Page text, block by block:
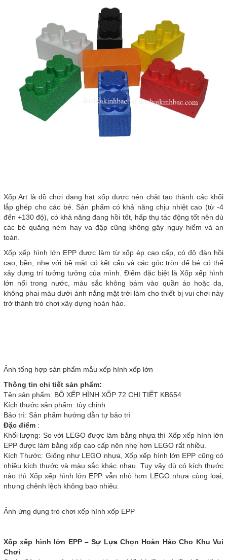
Xốp Art là đồ chơi dạng hạt xốp được nén chặt tạo thành các khối
lắp ghép cho các bé. Sản phẩm có khả năng chịu nhiệt cao (từ -4
đến +130 độ), có khả năng đang hồi tốt, hấp thụ tác động tốt nên dù
các bé quăng ném hay va đập cũng không gây nguy hiểm và an
toàn.
Xốp xếp hình lớn EPP được làm từ xốp ép cao cấp, có độ đàn hồi
cao, bền, nhẹ với bề mặt có kết cấu và các góc tròn để bé có thể
xây dựng trí tưởng tưởng của mình. Điểm đặc biệt là Xốp xếp hình
lớn nổi trong nước, màu sắc không bám vào quần áo hoặc da,
không phai màu dưới ánh nắng mặt trời làm cho thiết bị vui chơi này
trở thành trò chơi xây dựng hoàn hảo.
Ảnh tổng hợp sản phẩm mẫu xếp hình xốp lớn
Thông tin chi tiết sản phẩm:
Tên sản phẩm: BỘ XẾP HÌNH XỐP 72 CHI TIẾT KB654
Kích thước sản phẩm: tùy chỉnh
Bảo trì: Sản phẩm hướng dẫn tự bảo trì
Đặc điểm :
Khối lượng: So với LEGO được làm bằng nhựa thì Xốp xếp hình lớn
EPP được làm bằng xốp cao cấp nên nhẹ hơn LEGO rất nhiều.
Kích Thước: Giống như LEGO nhựa, Xốp xếp hình lớn EPP cũng có
nhiều kích thước và màu sắc khác nhau. Tuy vậy dù có kích thước
nào thì Xốp xếp hình lớn EPP vẫn nhỏ hơn LEGO nhựa cùng loại,
nhưng chênh lệch không bao nhiêu.
Ảnh ứng dụng trò chơi xếp hình xốp EPP
Xốp xếp hình lớn EPP – Sự Lựa Chọn Hoàn Hảo Cho Khu Vui
Chơi